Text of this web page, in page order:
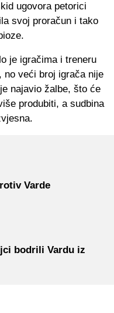
ugovora petorici
svoj proračun i tako
je igračima i treneru
no veći broj igrača nije
najavio žalbe, što će
produbiti, a sudbina
Varde
bodrili Vardu iz